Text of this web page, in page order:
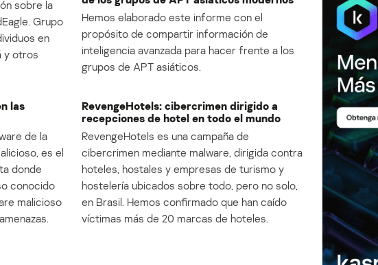
sobre la
Grupo
en
y otros
Hemos elaborado este informe con el
propósito de compartir información de
inteligencia avanzada para hacer frente a los
grupos de APT asiáticos.
las
de la
es el
donde
conocido
malicioso
RevengeHotels: cibercrimen dirigido a
recepciones de hotel en todo el mundo
RevengeHotels es una campaña de
cibercrimen mediante malware, dirigida contra
hoteles, hostales y empresas de turismo y
hostelería ubicados sobre todo, pero no solo,
en Brasil. Hemos confirmado que han caído
víctimas más de 20 marcas de hoteles.